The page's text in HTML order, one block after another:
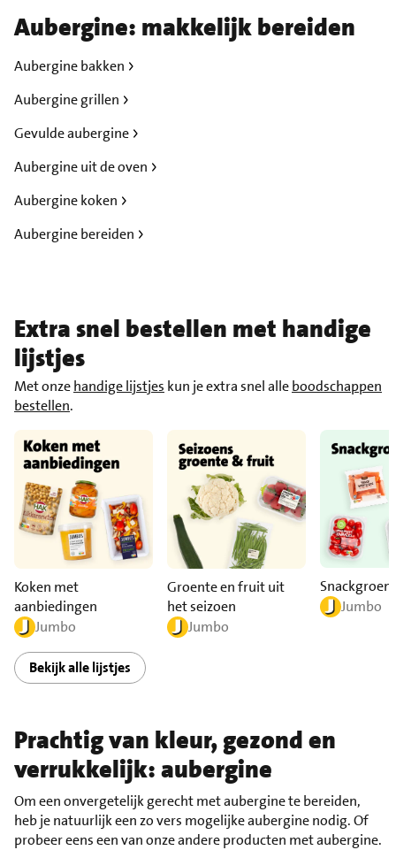
Aubergine: makkelijk bereiden
Aubergine bakken
Aubergine grillen
Gevulde aubergine
Aubergine uit de oven
Aubergine koken
Aubergine bereiden
Extra snel bestellen met handige
lijstjes
Met onzehandige lijstjes kun je extra snel alleboodschappen
bestellen.
Koken met
aanbiedingen
Jumbo
Groente en fruit uit
het seizoen
Jumbo
Jumbo
Bekijk alle lijstjes
Prachtig van kleur, gezond en
verrukkelijk: aubergine
Om een onvergetelijk gerecht met aubergine te bereiden,
heb je natuurlijk een zo vers mogelijke aubergine nodig. Of
probeer eens een van onze andere producten met aubergine.